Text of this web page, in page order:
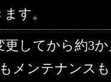
す。
更してから約3
メンテナンス